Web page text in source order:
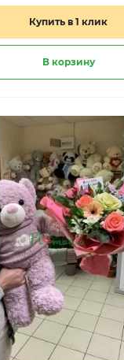
Купить в 1 клик
В корзину